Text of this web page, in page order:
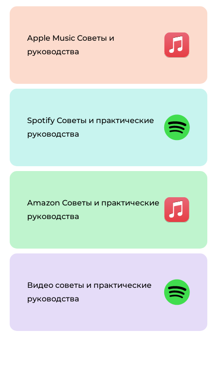
Apple Music Советы и
руководства
Spotify Советы и практические
руководства
Amazon Советы и практические
руководства
Видео советы и практические
руководства